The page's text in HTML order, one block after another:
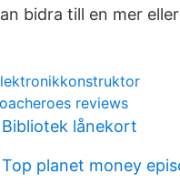
bidra till en mer
reviews
Bibliotek lånekort
Top planet money